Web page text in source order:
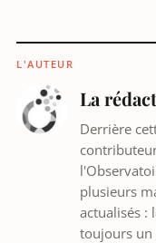
L'AUTEUR
La
Derrière
plusieurs
actualisés :
toujours un